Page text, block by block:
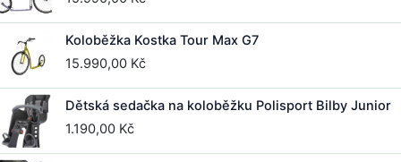
Koloběžka Kostka Tour Max G7
15.990,00 Kč
Dětská sedačka na koloběžku Polisport Bilby Junior
1.190,00 Kč